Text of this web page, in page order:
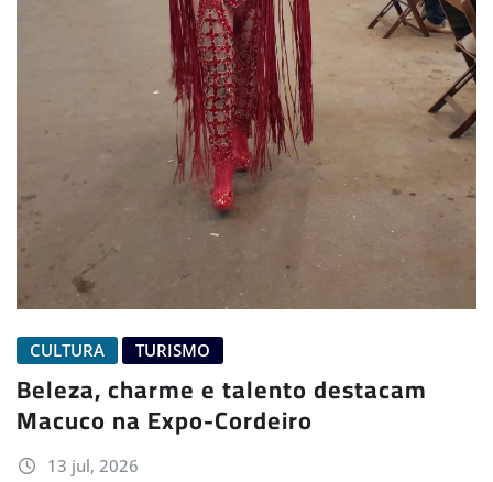
CULTURA TURISMO
Beleza, charme e talento destacam
Macuco na Expo-Cordeiro
13 jul, 2026